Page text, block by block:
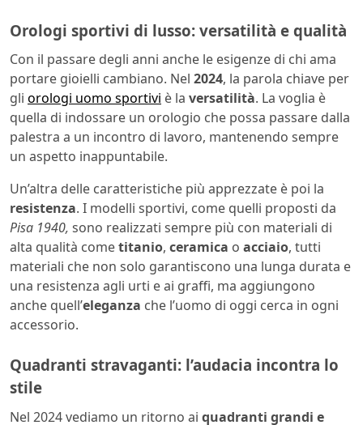
Orologi sportivi di lusso: versatilità e qualità
Con il passare degli anni anche le esigenze di chi ama
portare gioielli cambiano. Nel 2024, la parola chiave per
gli orologi uomo sportivi è la versatilità. La voglia è
quella di indossare un orologio che possa passare dalla
palestra a un incontro di lavoro, mantenendo sempre
un aspetto inappuntabile.
Un’altra delle caratteristiche più apprezzate è poi la
resistenza. I modelli sportivi, come quelli proposti da
Pisa 1940, sono realizzati sempre più con materiali di
alta qualità cometitanio, ceramica o acciaio, tutti
materiali che non solo garantiscono una lunga durata e
una resistenza agli urti e ai graffi, ma aggiungono
anche quell’eleganza che l’uomo di oggi cerca in ogni
accessorio.
Quadranti stravaganti: l’audacia incontra lo
stile
Nel 2024 vediamo un ritorno ai quadranti grandi e